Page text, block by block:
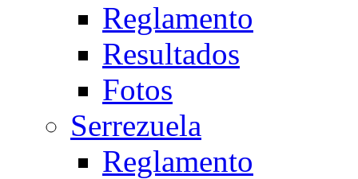
Reglamento
Resultados
Fotos
Serrezuela
Reglamento